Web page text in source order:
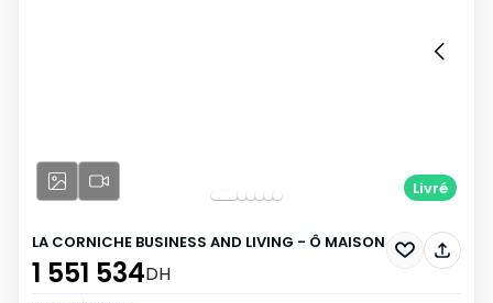
Livré
LA CORNICHE BUSINESS AND LIVING - Ô MAISON
1 551 534DH